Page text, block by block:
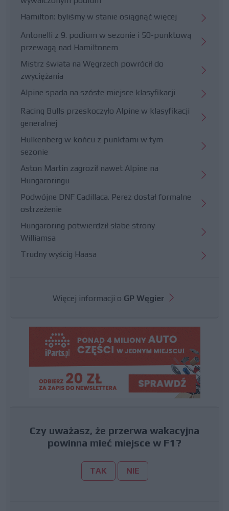
Hamilton: byliśmy w stanie osiągnąć więcej
Antonelli z 9. podium w sezonie i 50-punktową
przewagą nad Hamiltonem
Mistrz świata na Węgrzech powrócił do
zwyciężania
Alpine spada na szóste miejsce klasyfikacji
Racing Bulls przeskoczyło Alpine w klasyfikacji
generalnej
Hulkenberg w końcu z punktami w tym
sezonie
Aston Martin zagroził nawet Alpine na
Hungaroringu
Podwójne DNF Cadillaca. Perez dostał formalne
ostrzeżenie
Hungaroring potwierdził słabe strony
Williamsa
Trudny wyścig Haasa
Więcej informacji o GP Węgier
Czy uważasz, że przerwa wakacyjna
powinna mieć miejsce w F1?
TAK NIE